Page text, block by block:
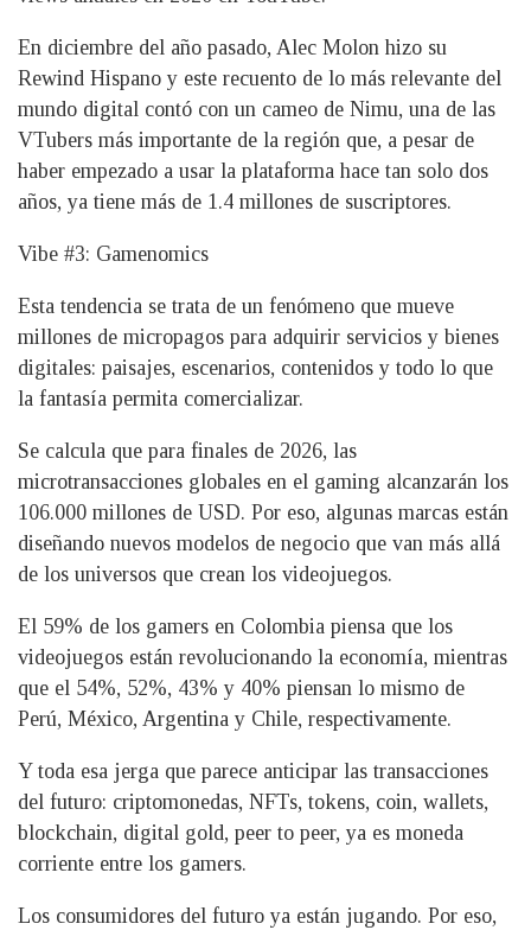
En diciembre del año pasado, Alec Molon hizo su
Rewind Hispano y este recuento de lo más relevante del
mundo digital contó con un cameo de Nimu, una de las
VTubers más importante de la región que, a pesar de
haber empezado a usar la plataforma hace tan solo dos
años, ya tiene más de 1.4 millones de suscriptores.
Vibe #3: Gamenomics
Esta tendencia se trata de un fenómeno que mueve
millones de micropagos para adquirir servicios y bienes
digitales: paisajes, escenarios, contenidos y todo lo que
la fantasía permita comercializar.
Se calcula que para finales de 2026, las
microtransacciones globales en el gaming alcanzarán los
106.000 millones de USD. Por eso, algunas marcas están
diseñando nuevos modelos de negocio que van más allá
de los universos que crean los videojuegos.
El 59% de los gamers en Colombia piensa que los
videojuegos están revolucionando la economía, mientras
que el 54%, 52%, 43% y 40% piensan lo mismo de
Perú, México, Argentina y Chile, respectivamente.
Y toda esa jerga que parece anticipar las transacciones
del futuro: criptomonedas, NFTs, tokens, coin, wallets,
blockchain, digital gold, peer to peer, ya es moneda
corriente entre los gamers.
Los consumidores del futuro ya están jugando. Por eso,